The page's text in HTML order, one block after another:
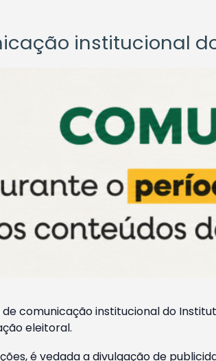
institucional
de comunicação institucional do
eleitoral.
é vedada a divulgação de